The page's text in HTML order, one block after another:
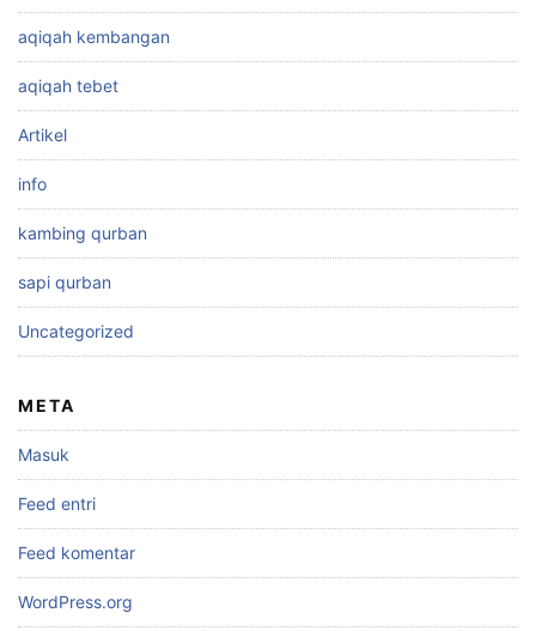
aqiqah kembangan
aqiqah tebet
Artikel
info
kambing qurban
sapi qurban
Uncategorized
META
Masuk
Feed entri
Feed komentar
WordPress.org